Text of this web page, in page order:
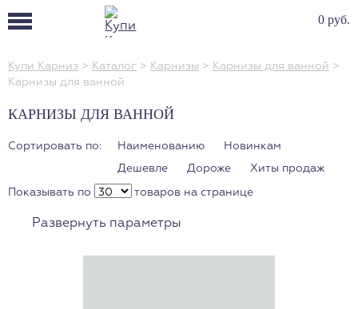
0 руб.
Купи Карниз > Каталог > Карнизы > Карнизы для ванной >
Карнизы для ванной
КАРНИЗЫ ДЛЯ ВАННОЙ
Сортировать по: Наименованию
Новинкам
Дешевле
Дороже Хиты продаж
Показывать по товаров на странице
Развернуть параметры